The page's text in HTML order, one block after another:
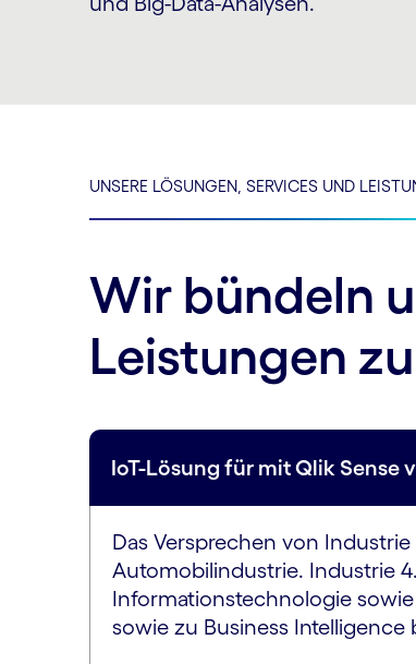
UNSERE LÖSUNGEN, SERVICES UND
Wir bündeln
Leistungen
IoT-Lösung für mit Qlik Sense
Das Versprechen von
Automobilindustrie. Industrie
Informationstechnologie
sowie zu Business